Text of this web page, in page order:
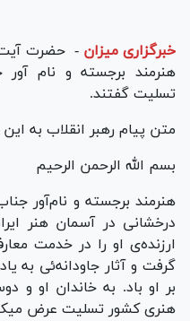
خبرگزاری میزان - حضرت
هنرمند برجسته و نام
تسلیت گفتند.
متن پیام رهبر انقلاب به
بسم الله الرحمن الرحیم
هنرمند برجسته و نام‌آور
درخشانی در آسمان هنر
ارزنده‌ی او را در خدمت
گرفت و آثار جاودانه‌ئی به
بر او باد. به خاندان او و
هنری کشور تسلیت عرض